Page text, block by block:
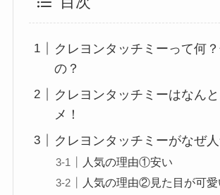
クレヨンタッチミーって何
の？
クレヨンタッチミーはなん
メ！
クレヨンタッチミーがなぜ人
人気の理由①安い
人気の理由②見た目が可愛